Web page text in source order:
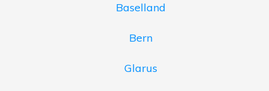
Baselland
Bern
Glarus